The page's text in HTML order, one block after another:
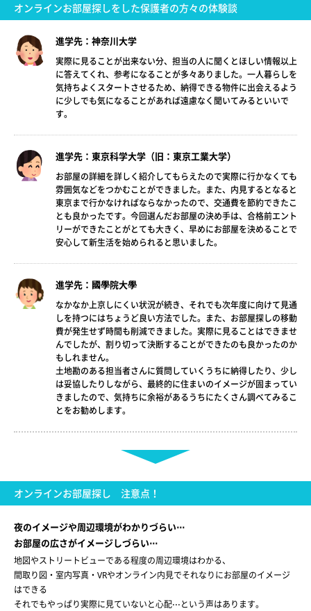
オンラインお部屋探しをした保護者の方々の体験談
進学先：神奈川大学
実際に見ることが出来ない分、担当の人に聞くとほしい情報以上
に答えてくれ、参考になることが多々ありました。一人暮らしを
気持ちよくスタートさせるため、納得できる物件に出会えるよう
に少しでも気になることがあれば遠慮なく聞いてみるといいで
す。
進学先：東京科学大学（旧：東京工業大学）
お部屋の詳細を詳しく紹介してもらえたので実際に行かなくても
雰囲気などをつかむことができました。また、内見するとなると
東京まで行かなければならなかったので、交通費を節約できたこ
とも良かったです。今回選んだお部屋の決め手は、合格前エント
リーができたことがとても大きく、早めにお部屋を決めることで
安心して新生活を始められると思いました。
進学先：國學院大學
なかなか上京しにくい状況が続き、それでも次年度に向けて見通
しを持つにはちょうど良い方法でした。また、お部屋探しの移動
費が発生せず時間も削減できました。実際に見ることはできませ
んでしたが、割り切って決断することができたのも良かったのか
もしれません。
土地勘のある担当者さんに質問していくうちに納得したり、少し
は妥協したりしながら、最終的に住まいのイメージが固まってい
きましたので、気持ちに余裕があるうちにたくさん調べてみるこ
とをお勧めします。
オンラインお部屋探し 注意点！
夜のイメージや周辺環境がわかりづらい⋅⋅⋅
お部屋の広さがイメージしづらい⋅⋅⋅
地図やストリートビューである程度の周辺環境はわかる、
間取り図・室内写真・VRやオンライン内見でそれなりにお部屋のイメージ
はできる
それでもやっぱり実際に見ていないと心配⋅⋅⋅という声はあります。